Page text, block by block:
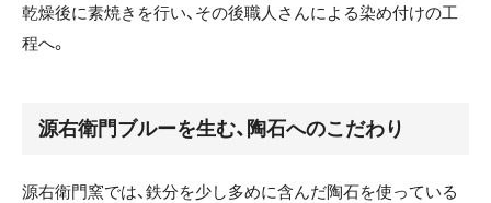
乾燥後に素焼きを行い、その後職人さんによる染め付けの工
程へ。
源右衛門ブルーを生む、陶石へのこだわり
源右衛門窯では、鉄分を少し多めに含んだ陶石を使っている